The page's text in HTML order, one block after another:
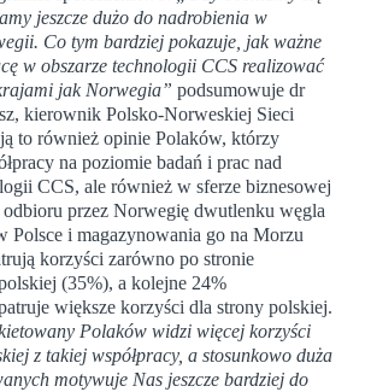
jeszcze dużo do nadrobienia w
Co tym bardziej pokazuje, jak ważne
w obszarze technologii CCS realizować
jak Norwegia” podsumowuje dr
kierownik Polsko-Norweskiej Sieci
to również opinie Polaków, którzy
na poziomie badań i prac nad
CCS, ale również w sferze biznesowej
odbioru przez Norwegię dwutlenku węgla
Polsce i magazynowania go na Morzu
korzyści zarówno po stronie
(35%), a kolejne 24%
większe korzyści dla strony polskiej.
Polaków widzi więcej korzyści
z takiej współpracy, a stosunkowo duża
motywuje Nas jeszcze bardziej do